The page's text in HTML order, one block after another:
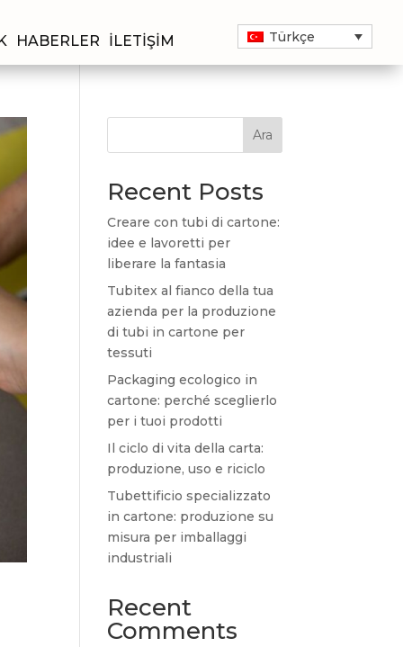
HABERLER İLETIŞIM Türkçe
Ara
Recent Posts
Creare con tubi di cartone:
idee e lavoretti per
liberare la fantasia
Tubitex al fianco della tua
azienda per la produzione
di tubi in cartone per
tessuti
Packaging ecologico in
cartone: perché sceglierlo
per i tuoi prodotti
Il ciclo di vita della carta:
produzione, uso e riciclo
Tubettificio specializzato
in cartone: produzione su
misura per imballaggi
industriali
Recent
Comments